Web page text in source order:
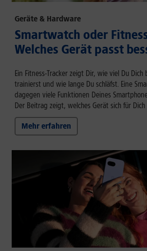
Geräte & Hardware
Smartwatch oder
Welches Gerät passt
Ein Fitness-Tracker zeigt Dir, wie viel Du
trainierst und wie lange Du schläfst. Eine
dagegen viele Funktionen Deines
Der Beitrag zeigt, welches Gerät sich für Dich
Mehr erfahren